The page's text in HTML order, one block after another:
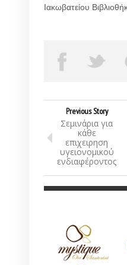
Ιακωβατείου
Previous Story
Σεμινάρια για
κάθε
επιχειρηση
υγειονομικού
ενδιαφέροντος